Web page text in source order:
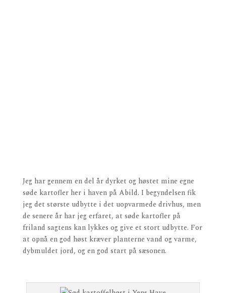
Jeg har gennem en del år dyrket og høstet mine egne
søde kartofler her i haven på Abild. I begyndelsen fik
jeg det største udbytte i det uopvarmede drivhus, men
de senere år har jeg erfaret, at søde kartofler på
friland sagtens kan lykkes og give et stort udbytte. For
at opnå en god høst kræver planterne vand og varme,
dybmuldet jord, og en god start på sæsonen.